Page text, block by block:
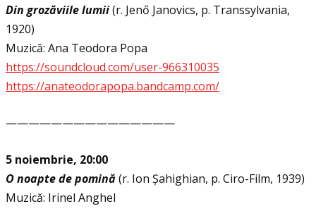
Din grozăviile lumii(r. Jenő Janovics, p. Transsylvania,
1920)
Muzică: Ana Teodora Popa
https://soundcloud.com/user-966310035
https://anateodorapopa.bandcamp.com/
———————————————
5 noiembrie, 20:00
O noapte de pomină(r. Ion Șahighian, p. Ciro-Film, 1939)
Muzică: Irinel Anghel